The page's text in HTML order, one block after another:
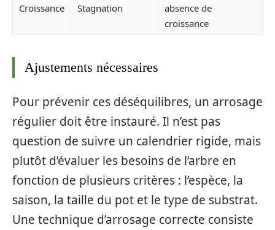
Croissance Stagnation
absence de
croissance
Ajustements nécessaires
Pour prévenir ces déséquilibres, un arrosage
régulier doit être instauré. Il n’est pas
question de suivre un calendrier rigide, mais
plutôt d’évaluer les besoins de l’arbre en
fonction de plusieurs critères : l’espèce, la
saison, la taille du pot et le type de substrat.
Une technique d’arrosage correcte consiste